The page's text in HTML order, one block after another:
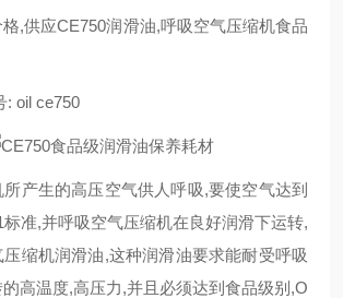
,供应CE750润滑油,呼吸空气压缩机食品
: oil ce750
产生的高压空气供人呼吸,要使空气达到
准,并呼吸空气压缩机在良好润滑下运转,
缩机润滑油,这种润滑油要求能耐受呼吸
高温度,高压力,并且必须达到食品级别,O